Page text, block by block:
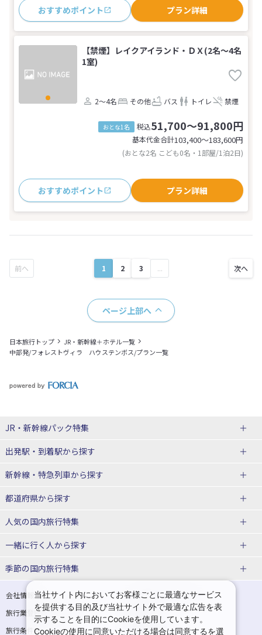
おすすめポイント プラン詳細
【禁煙】レイクアイランド・ＤＸ(2名～4名
1室)
2～4名 その他 バス トイレ 禁煙
おとな1名 税込51,700～91,800円
基本代金合計103,400〜183,600円
(おとな2名 こども0名・1部屋/1泊2日)
おすすめポイント プラン詳細
1 2 3 ...
ページ上部へ
日本旅行トップ
JR・新幹線＋ホテル一覧
中部発/フォレストヴィラ ハウステンボス/プラン一覧
JR・新幹線パック特集
JR・新幹線＋ホテルパック
出張パック
出発駅・到着駅から探す
秋田⇔東京 新幹線パック
仙台→東京 新幹線パック
富山⇔東京 新幹線パック
東京→仙台 新幹線パック
東京→金沢 新幹線パック
東京⇔軽井沢 新幹線パック 東京→長野 新幹線パック
東京→名古屋 新幹線パック 東京→京都 新幹線パック
新幹線・特急列車から探す
北海道新幹線 旅行
山形新幹線 旅行
東海道新幹線 旅行
上越新幹線 旅行
九州新幹線 旅行 西九州新幹線 旅行
特急サンダーバード 旅行
都道府県から探す
北海道旅行・ツアー
東北
青森旅行・ツアー 岩手旅行・ツアー
宮城旅行・ツアー 秋田旅行・ツアー
人気の国内旅行特集
東京ディズニーリゾート®への旅
ユニバーサル・スタジオ・ジャパ
温泉旅行 日帰り旅行
一緒に行く人から探す
一人旅 国内版
カップル・夫婦旅行 国内版 女子旅 国内版
卒業旅行・学生旅行 国内版
季節の国内旅行特集
桜・お花見特集
ゴールデンウィーク（GW）の国内
旅行
夏休み・お盆の国内旅行 7月の国内旅行
会社情報
プライバシーポリシー
旅行業登録票・約款
規約集
旅行条件書
商標について
当社サイト内においてお客様ごとに最適なサービス
を提供する目的及び当社サイト外で最適な広告を表
示することを目的にCookieを使用しています。
Cookieの使用に同意いただける場合は同意するを選